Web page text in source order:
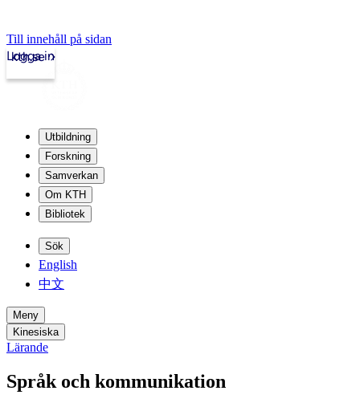
Till innehåll på sidan
kth.se
Logga in
Utbildning
Forskning
Samverkan
Om KTH
Bibliotek
Sök
English
中文
Meny
Kinesiska
Lärande
Språk och kommunikation